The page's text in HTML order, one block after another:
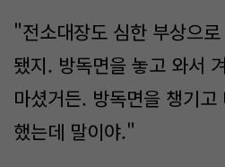
"전소대장도 심한 부상으
됐지. 방독면을 놓고 와서
마셨거든. 방독면을 챙기
했는데 말이야."